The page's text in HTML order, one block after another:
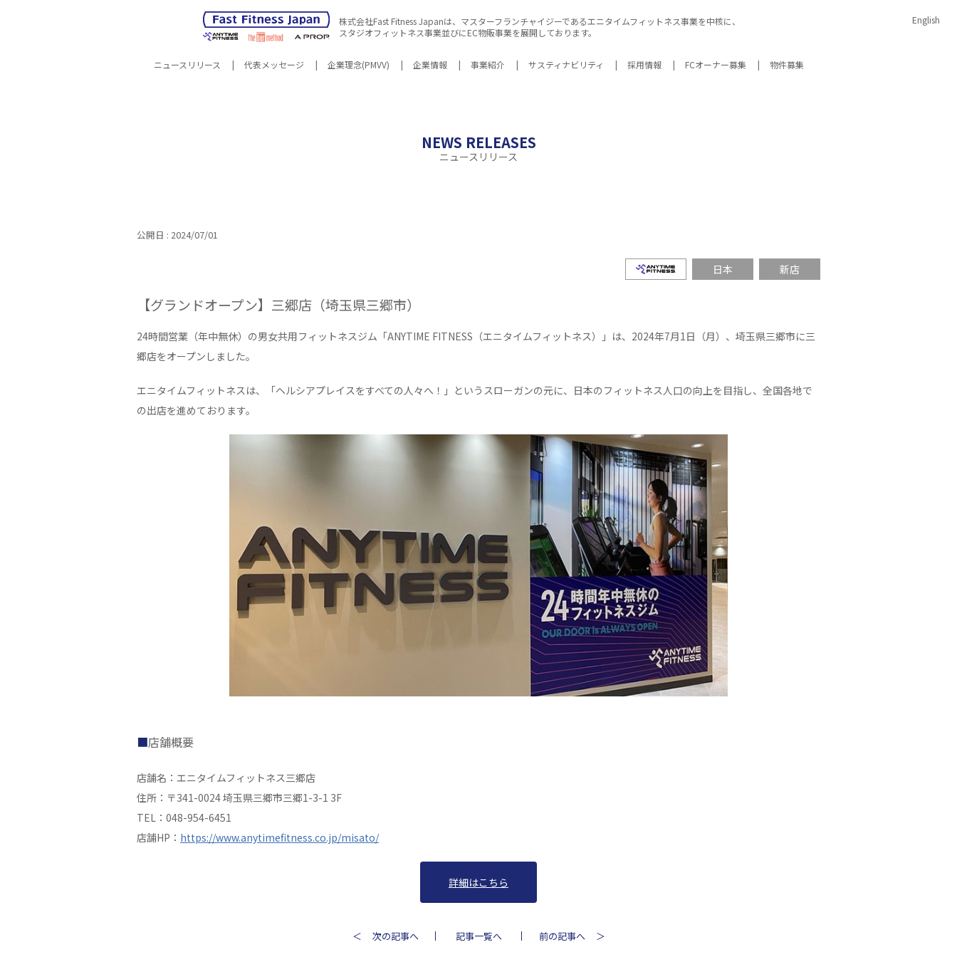
株式会社Fast Fitness Japanは、マスターフランチャイジーであるエニタイムフィットネス事業を中核に、
スタジオフィットネス事業並びにEC物販事業を展開しております。
English
ニュースリリース 代表メッセージ 企業理念(PMVV) 企業情報 事業紹介 サスティナビリティ 採用情報 FCオーナー募集 物件募集
NEWS RELEASES
ニュースリリース
公開日 : 2024/07/01
エニタイムフィットネス
日本 新店
【グランドオープン】三郷店（埼玉県三郷市）
24時間営業（年中無休）の男女共用フィットネスジム「ANYTIME FITNESS（エニタイムフィットネス）」は、2024年7月1日（月）、埼玉県三郷市に三
郷店をオープンしました。
エニタイムフィットネスは、「ヘルシアプレイスをすべての人々へ！」というスローガンの元に、日本のフィットネス人口の向上を目指し、全国各地で
の出店を進めております。
店舗概要
店舗名：エニタイムフィットネス三郷店
住所：〒341-0024 埼玉県三郷市三郷1-3-1 3F
TEL：048-954-6451
店舗HP： https://www.anytimefitness.co.jp/misato/
詳細はこちら
次の記事へ 記事一覧へ 前の記事へ